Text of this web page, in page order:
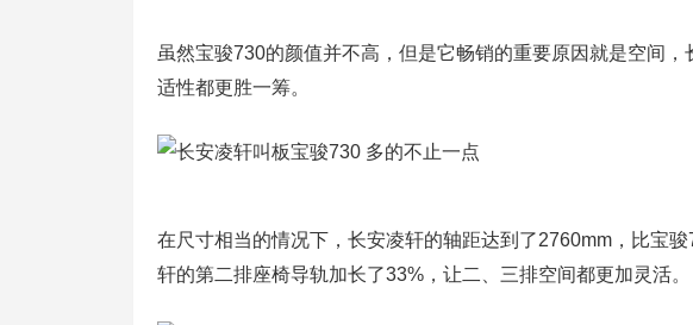
虽然宝骏730的颜值并不高，但是它畅销的重要原因就是空间
适性都更胜一筹。
在尺寸相当的情况下，长安凌轩的轴距达到了2760mm，比宝
轩的第二排座椅导轨加长了33%，让二、三排空间都更加灵活。